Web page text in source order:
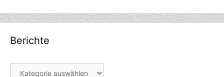
Berichte